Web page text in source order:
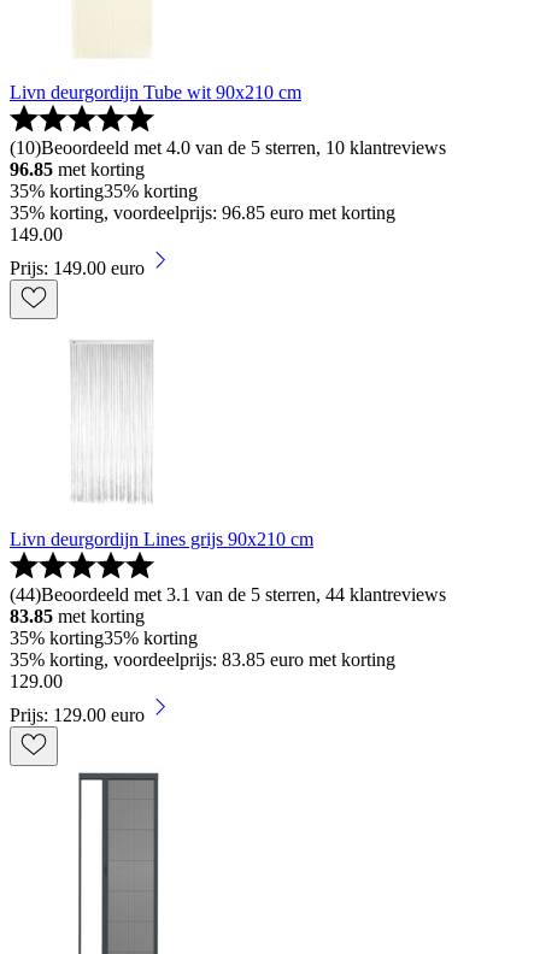
Livn deurgordijn Tube wit 90x210 cm
(10)Beoordeeld met 4.0 van de 5 sterren, 10 klantreviews
96.85 met korting
35% korting35% korting
35% korting, voordeelprijs: 96.85 euro met korting
149.00
Prijs: 149.00 euro
Livn deurgordijn Lines grijs 90x210 cm
(44)Beoordeeld met 3.1 van de 5 sterren, 44 klantreviews
83.85 met korting
35% korting35% korting
35% korting, voordeelprijs: 83.85 euro met korting
129.00
Prijs: 129.00 euro